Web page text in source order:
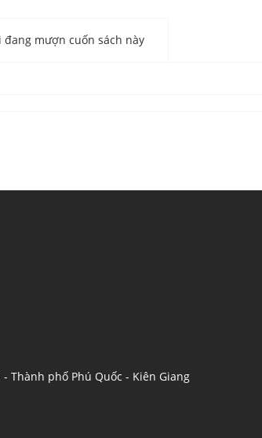
mượn cuốn sách này
Thành phố Phú Quốc - Kiên Giang